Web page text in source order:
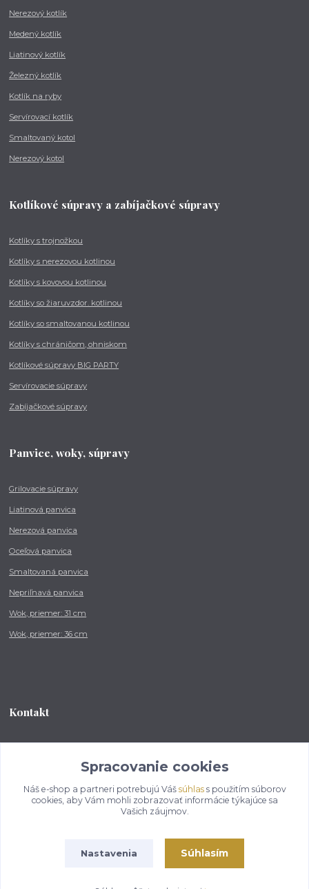
Nerezový kotlík
Medený kotlík
Liatinový kotlík
Železný kotlík
Kotlík na ryby
Servírovací kotlík
Smaltovaný kotol
Nerezový kotol
Kotlíkové súpravy a zabíjačkové súpravy
Kotlíky s trojnožkou
Kotlíky s nerezovou kotlinou
Kotlíky s kovovou kotlinou
Kotlíky so žiaruvzdor. kotlinou
Kotlíky so smaltovanou kotlinou
Kotlíky s chráničom, ohniskom
Kotlíkové súpravy BIG PARTY
Servírovacie súpravy
Zabíjačkové súpravy
Panvice, woky, súpravy
Grilovacie súpravy
Liatinová panvica
Nerezová panvica
Oceľová panvica
Smaltovaná panvica
Nepriľnavá panvica
Wok, priemer: 31 cm
Wok, priemer: 36 cm
Kontakt
od 8:00 - do 16:00 hod
info@kotlikovesupravy.sk
Spracovanie cookies
Náš e-shop a partneri potrebujú Váš súhlass použitím súborov
cookies, aby Vám mohli zobrazovať informácie týkajúce sa
Vašich záujmov.
Nastavenia Súhlasím